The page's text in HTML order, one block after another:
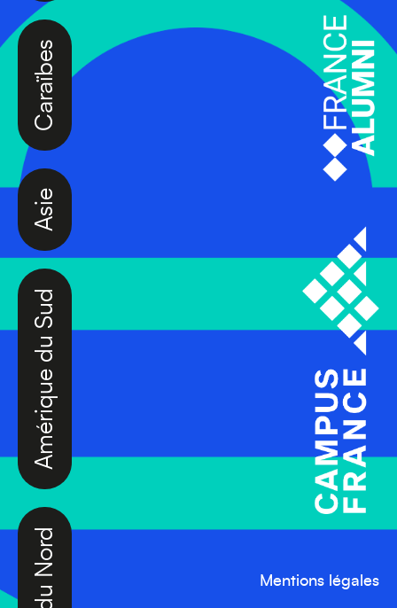
Amérique du Sud
Asie
Caraïbes
Mentions légales